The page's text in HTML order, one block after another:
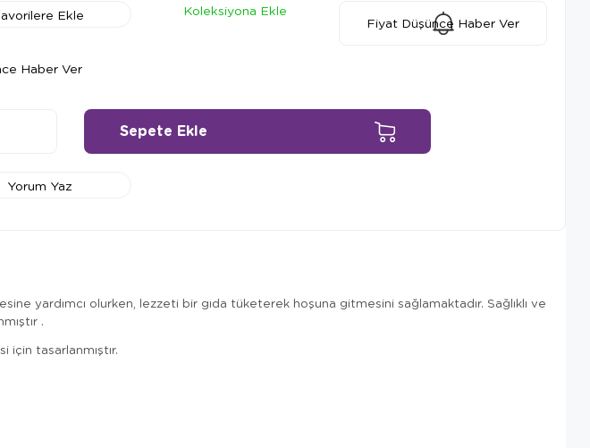
Ekle
Koleksiyona Ekle
Fiyat Düşünce Haber Ver
Haber Ver
Yorum Yaz
yardımcı olurken, lezzeti bir gıda tüketerek hoşuna gitmesini sağlamaktadır. Sağlıklı ve
.
tasarlanmıştır.